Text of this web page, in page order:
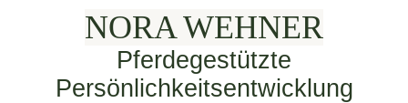
NORA WEHNER
Pferdegestützte
Persönlichkeitsentwicklung